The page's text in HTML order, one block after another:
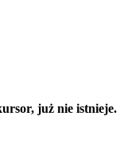
już nie istnieje.